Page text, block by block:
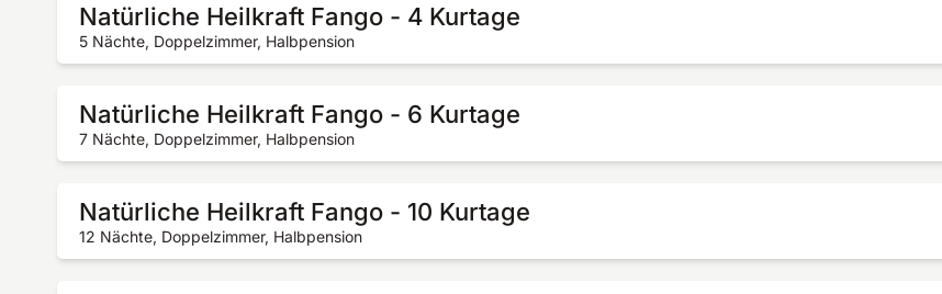
Natürliche Heilkraft Fango - 4 Kurtage
5 Nächte, Doppelzimmer, Halbpension
Natürliche Heilkraft Fango - 6 Kurtage
7 Nächte, Doppelzimmer, Halbpension
Natürliche Heilkraft Fango - 10 Kurtage
12 Nächte, Doppelzimmer, Halbpension